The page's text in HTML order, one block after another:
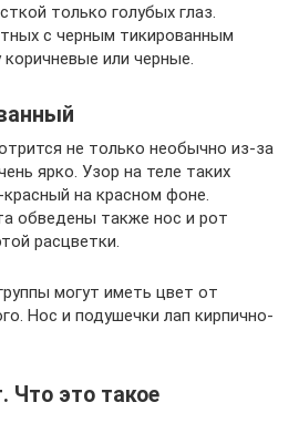
только голубых глаз.
с черным тикированным
или черные.
не только необычно из-за
ярко. Узор на теле таких
на красном фоне.
обведены также нос и рот
расцветки.
могут иметь цвет от
Нос и подушечки лап кирпично-
Что это такое